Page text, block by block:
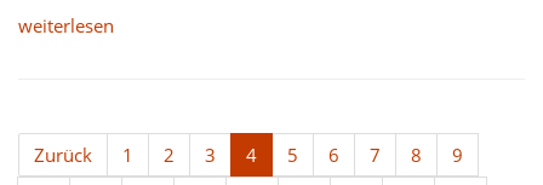
weiterlesen
Zurück 1 2 3 4 5 6 7 8
9